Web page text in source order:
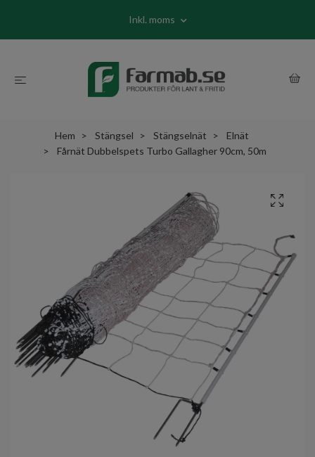
Inkl. moms
Hem Stängsel Stängselnät
Elnät
Fårnät Dubbelspets Turbo Gallagher 90cm, 50m